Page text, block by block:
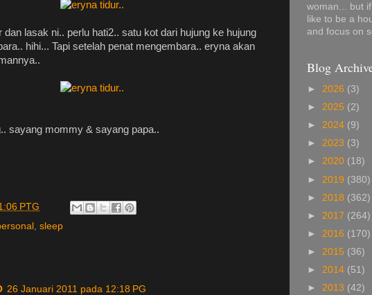
dan lasak ni.. perlu hati2.. satu kot dari hujung ke hujung
hihi... Tapi setelah penat mengembara.. eryna akan
sayang mommy & sayang papa..
PTG
, sleep
26 Januari 2011 pada 12:18 PG
woman... but
like to be a
and focus on
Blog
► 2026 (3)
► 2025 (2)
► 2024 (9)
► 2023 (3)
► 2020 (18)
► 2019 (380)
► 2018 (362)
► 2017 (264)
► 2016 (170)
► 2015 (36)
► 2014 (51)
► 2013 (42)